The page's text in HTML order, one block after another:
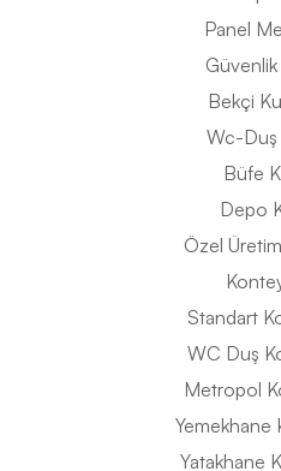
Panel
Bekçi
Wc-Duş
Büfe
Depo
Özel
Standart
WC Duş
Metropol
Yemekhane
Yatakhane